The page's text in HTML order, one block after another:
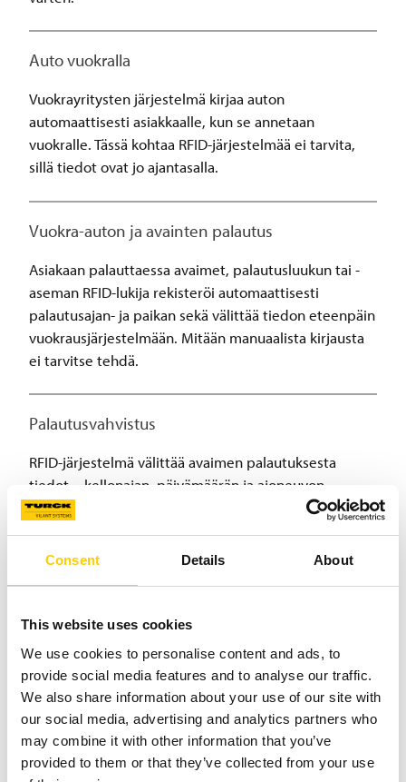
Consent Details About
This website uses cookies
We use cookies to personalise content and ads, to
provide social media features and to analyse our traffic.
We also share information about your use of our site with
our social media, advertising and analytics partners who
may combine it with other information that you’ve
provided to them or that they’ve collected from your use
Auto vuokralla
Vuokrayritysten järjestelmä kirjaa auton
automaattisesti asiakkaalle, kun se annetaan
vuokralle. Tässä kohtaa RFID-järjestelmää ei tarvita,
sillä tiedot ovat jo ajantasalla.
Vuokra-auton ja avainten palautus
Asiakaan palauttaessa avaimet, palautusluukun tai -
aseman RFID-lukija rekisteröi automaattisesti
palautusajan- ja paikan sekä välittää tiedon eteenpäin
vuokrausjärjestelmään. Mitään manuaalista kirjausta
ei tarvitse tehdä.
Palautusvahvistus
RFID-järjestelmä välittää avaimen palautuksesta
tiedot – kellonajan, päivämäärän ja ajoneuvon
tunnisteen – suoraan vuokrausjärjestelmään.
Henkilökunta saa välittömästi ilmoituksen ajoneuvon
paluusta ja tietää olevan valmiina seuraavalle
Merkittävimmät hyödyt
Välitön näkyvyys autojen statukseen
myös toimistolla
Nopea palautusprosessi